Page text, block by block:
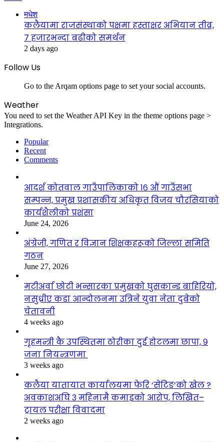
मधेश
कलैयामा राजसंस्थाको पक्षमा हस्ताक्षर अभियान तीव्र,
७ हजारभन्दा बढीको समर्थन
2 days ago
Follow Us
Go to the Arqam options page to set your social accounts.
Weather
You need to set the Weather API Key in the theme options page >
Integrations.
Popular
Recent
Comments
आदर्श कोतवाल गाउँपालिकाको १६ औं गाउँसभा
सम्पन्न, प्रमुख प्रशासकीय अधिकृत विजय चौरसियाको
कार्यशैलीको प्रशंसा
June 24, 2026
अंग्रेजी, गणित र विज्ञान शिक्षकहरूको जिल्ला समिति
गठन
June 27, 2026
मटीअर्वा छोटी भन्सारका प्रमुखको घुसकान्ड बाहिरियो,
नसुध्रीए कडा आन्दोलनमा उत्रिने युवा नेता दुबेको
चेतावनी
4 weeks ago
गृहमन्त्री कै उपस्थितमा ठोरीका दुई होटलमा छापा, ९
जना नियन्त्रणमा
3 weeks ago
कलैया यातायात कार्यालयमा फेरि ‘सेटिङ’को खेल ?
अवकाशअघि ३ महिनामै कमाइको आरोप, लिखित–
ट्रायल परीक्षा विवादमा
2 weeks ago